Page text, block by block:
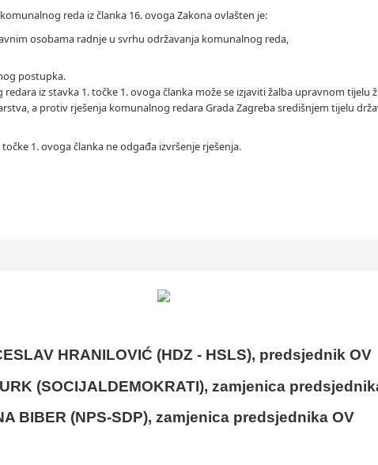
reda iz članka 16. ovoga Zakona ovlašten je:
osobama radnje u svrhu održavanja komunalnog reda,
postupka.
iz stavka 1. točke 1. ovoga članka može se izjaviti žalba upravnom tijelu
a protiv rješenja komunalnog redara Grada Zagreba središnjem tijelu
1. ovoga članka ne odgađa izvršenje rješenja.
HRANILOVIĆ (HDZ - HSLS), predsjednik OV
(SOCIJALDEMOKRATI), zamjenica
BIBER (NPS-SDP), zamjenica predsjednika OV